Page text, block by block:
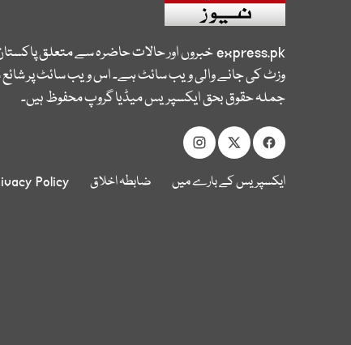
express.pkخبروں اور حالات حاضرہ سے متعلق
وزٹ کی جانے والی ویب سائٹ ہے۔ اس ویب سائٹ پر شائع
جملہ حقوق بحق ایکسپریس میڈیا گروپ محفوظ ہیں۔
ایکسپریس کے بارے میں ضابطہ اخلاق Policy